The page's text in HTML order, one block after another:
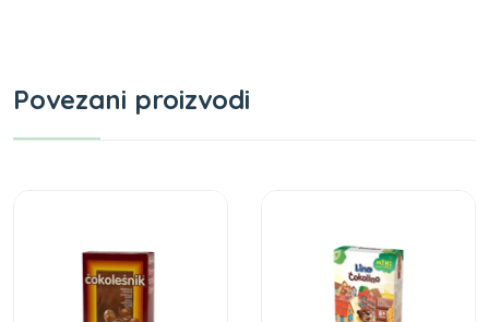
Povezani proizvodi